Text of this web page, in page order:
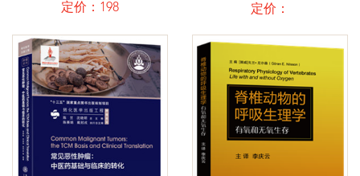
定价：198
定价：